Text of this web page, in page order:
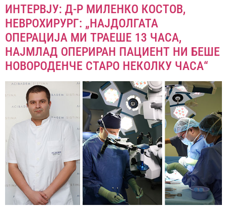
ИНТЕРВЈУ: Д-Р МИЛЕНКО КОСТОВ,
НЕВРОХИРУРГ: „НАЈДОЛГАТА
ОПЕРАЦИЈА МИ ТРАЕШЕ 13 ЧАСА,
НАЈМЛАД ОПЕРИРАН ПАЦИЕНТ НИ БЕШЕ
НОВОРОДЕНЧЕ СТАРО НЕКОЛКУ ЧАСА“